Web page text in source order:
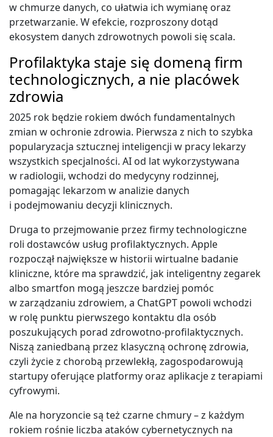
w chmurze danych, co ułatwia ich wymianę oraz
przetwarzanie. W efekcie, rozproszony dotąd
ekosystem danych zdrowotnych powoli się scala.
Profilaktyka staje się domeną firm
technologicznych, a nie placówek
zdrowia
2025 rok będzie rokiem dwóch fundamentalnych
zmian w ochronie zdrowia. Pierwsza z nich to szybka
popularyzacja sztucznej inteligencji w pracy lekarzy
wszystkich specjalności. AI od lat wykorzystywana
w radiologii, wchodzi do medycyny rodzinnej,
pomagając lekarzom w analizie danych
i podejmowaniu decyzji klinicznych.
Druga to przejmowanie przez firmy technologiczne
roli dostawców usług profilaktycznych. Apple
rozpoczął największe w historii wirtualne badanie
kliniczne, które ma sprawdzić, jak inteligentny zegarek
albo smartfon mogą jeszcze bardziej pomóc
w zarządzaniu zdrowiem, a ChatGPT powoli wchodzi
w rolę punktu pierwszego kontaktu dla osób
poszukujących porad zdrowotno-profilaktycznych.
Niszą zaniedbaną przez klasyczną ochronę zdrowia,
czyli życie z chorobą przewlekłą, zagospodarowują
startupy oferujące platformy oraz aplikacje z terapiami
cyfrowymi.
Ale na horyzoncie są też czarne chmury – z każdym
rokiem rośnie liczba ataków cybernetycznych na